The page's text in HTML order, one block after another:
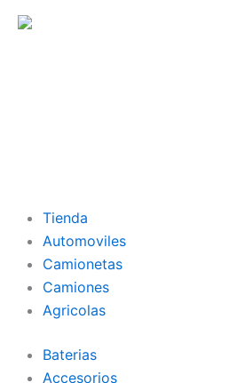
Tienda
Automoviles
Camionetas
Camiones
Agricolas
Baterias
Accesorios